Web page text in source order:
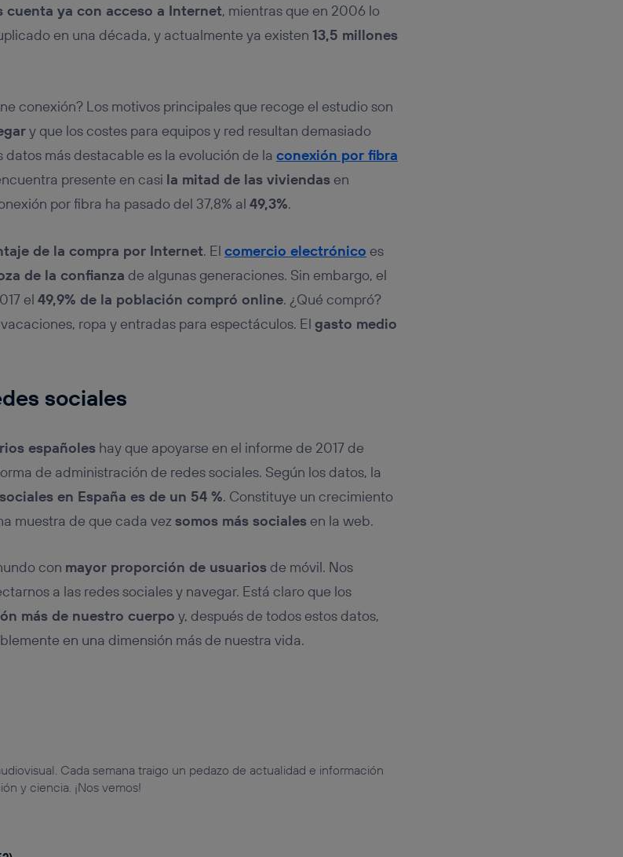
cuenta ya con acceso a Internet, mientras que en 2006 lo
en una década, y actualmente ya existen 13,5 millones
conexión? Los motivos principales que recoge el estudio son
y que los costes para equipos y red resultan demasiado
datos más destacable es la evolución de la conexión por fibra
presente en casi la mitad de las viviendasen
por fibra ha pasado del 37,8% al 49,3%.
de la compra por Internet. El comercio electrónico es
de la confianza de algunas generaciones. Sin embargo, el
el 49,9% de la población compró online. ¿Qué compró?
ropa y entradas para espectáculos. El gasto medio
sociales
españoleshay que apoyarse en el informe de 2017 de
de administración de redes sociales. Según los datos, la
en España es de un 54 %. Constituye un crecimiento
muestra de que cada vez somos más socialesen la web.
con mayor proporción de usuariosde móvil. Nos
a las redes sociales y navegar. Está claro que los
más de nuestro cuerpo y, después de todos estos datos,
en una dimensión más de nuestra vida.
Cada semana traigo un pedazo de actualidad e información
y ciencia. ¡Nos vemos!